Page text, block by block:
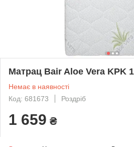
Матрац Bair Aloe Vera KPK
Немає в наявності
Код: 681673
Роздріб
1 659 ₴